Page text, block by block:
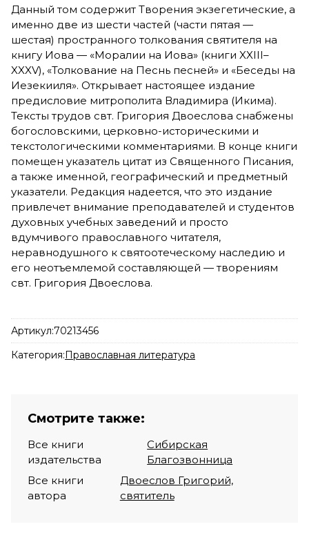
Данный том содержит Творения экзегетические, а
именно две из шести частей (части пятая — ​
шестая) пространного толкования святителя на
книгу Иова — ​«Моралии на Иова» (книги XXIII–
XXXV), «Толкование на Песнь песней» и «Беседы на
Иезекииля». Открывает настоящее издание
предисловие митрополита Владимира (Икима).
Тексты трудов свт. Григория Двоеслова снабжены
богословскими, церковно-историческими и
текстологическими комментариями. В конце книги
помещен указатель цитат из Священного Писания,
а также именной, географический и предметный
указатели. Редакция надеется, что это издание
привлечет внимание преподавателей и студентов
духовных учебных заведений и просто
вдумчивого православного читателя,
неравнодушного к святоотеческому наследию и
его неотъемлемой составляющей — ​творениям
свт. Григория Двоеслова.
Артикул:70213456
Категория:Православная литература
Смотрите также:
Все книги
издательства
Сибирская
Благозвонница
Все книги
автора
Двоеслов Григорий,
святитель